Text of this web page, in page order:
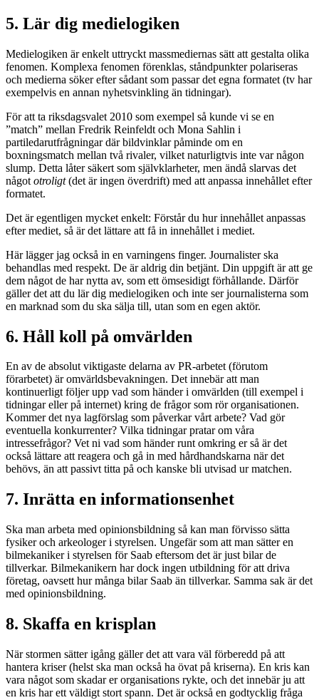
5. Lär dig medielogiken
Medielogiken är enkelt uttryckt massmediernas sätt att gestalta olika
fenomen. Komplexa fenomen förenklas, ståndpunkter polariseras
och medierna söker efter sådant som passar det egna formatet (tv har
exempelvis en annan nyhetsvinkling än tidningar).
För att ta riksdagsvalet 2010 som exempel så kunde vi se en
”match” mellan Fredrik Reinfeldt och Mona Sahlin i
partiledarutfrågningar där bildvinklar påminde om en
boxningsmatch mellan två rivaler, vilket naturligtvis inte var någon
slump. Detta låter säkert som självklarheter, men ändå slarvas det
något otroligt(det är ingen överdrift) med att anpassa innehållet efter
formatet.
Det är egentligen mycket enkelt: Förstår du hur innehållet anpassas
efter mediet, så är det lättare att få in innehållet i mediet.
Här lägger jag också in en varningens finger. Journalister ska
behandlas med respekt. De är aldrig din betjänt. Din uppgift är att ge
dem något de har nytta av, som ett ömsesidigt förhållande. Därför
gäller det att du lär dig medielogiken och inte ser journalisterna som
en marknad som du ska sälja till, utan som en egen aktör.
6. Håll koll på omvärlden
En av de absolut viktigaste delarna av PR-arbetet (förutom
förarbetet) är omvärldsbevakningen. Det innebär att man
kontinuerligt följer upp vad som händer i omvärlden (till exempel i
tidningar eller på internet) kring de frågor som rör organisationen.
Kommer det nya lagförslag som påverkar vårt arbete? Vad gör
eventuella konkurrenter? Vilka tidningar pratar om våra
intressefrågor? Vet ni vad som händer runt omkring er så är det
också lättare att reagera och gå in med hårdhandskarna när det
behövs, än att passivt titta på och kanske bli utvisad ur matchen.
7. Inrätta en informationsenhet
Ska man arbeta med opinionsbildning så kan man förvisso sätta
fysiker och arkeologer i styrelsen. Ungefär som att man sätter en
bilmekaniker i styrelsen för Saab eftersom det är just bilar de
tillverkar. Bilmekanikern har dock ingen utbildning för att driva
företag, oavsett hur många bilar Saab än tillverkar. Samma sak är det
med opinionsbildning.
8. Skaffa en krisplan
När stormen sätter igång gäller det att vara väl förberedd på att
hantera kriser (helst ska man också ha övat på kriserna). En kris kan
vara något som skadar er organisations rykte, och det innebär ju att
en kris har ett väldigt stort spann. Det är också en godtycklig fråga